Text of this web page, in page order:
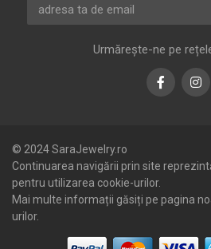
Urmărește-ne pe
Facebook
© 2024 SaraJewelry.ro
Continuarea navigării prin site
pentru utilizarea cookie-urilor.
Mai multe informații găsiți pe pagina
urilor.